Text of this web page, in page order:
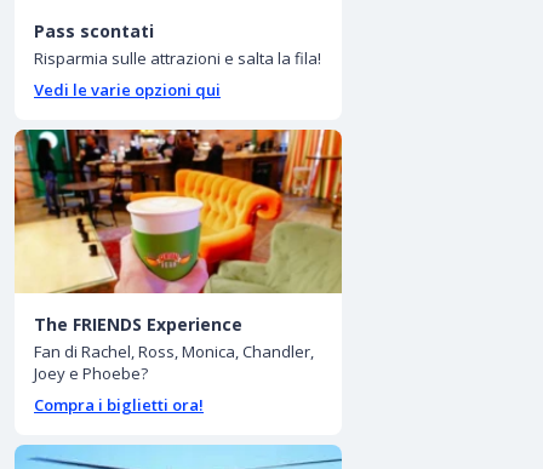
Pass scontati
Risparmia sulle attrazioni e salta la fila!
Vedi le varie opzioni qui
The FRIENDS Experience
Fan di Rachel, Ross, Monica, Chandler,
Joey e Phoebe?
Compra i biglietti ora!